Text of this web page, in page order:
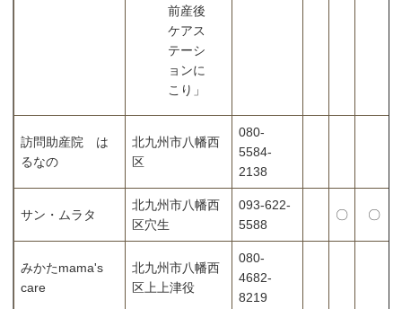
前産後
ケアス
テーシ
ョンに
こり」
訪問助産院 は
るなの
北九州市八幡西
区
080-
5584-
2138
サン・ムラタ
北九州市八幡西
区穴生
093-622-
5588
〇 〇
みかたmama's
care
北九州市八幡西
区上上津役
080-
4682-
8219